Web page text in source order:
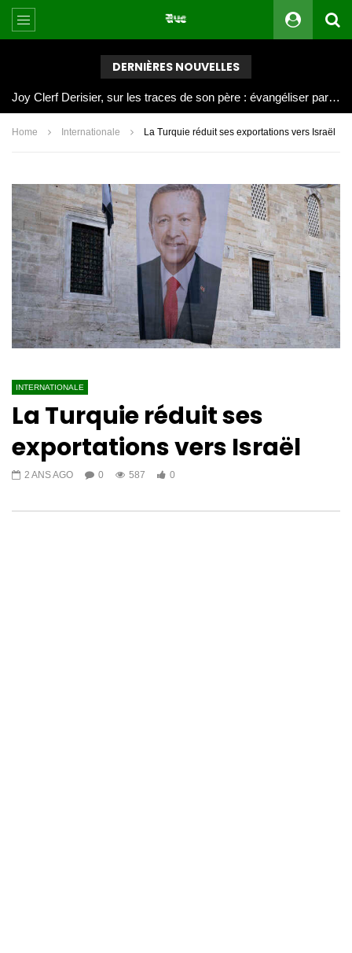
DERNIÈRES NOUVELLES
Joy Clerf Derisier, sur les traces de son père : évangéliser par la musique
Home Internationale La Turquie réduit ses exportations vers Israël
INTERNATIONALE
La Turquie réduit ses
exportations vers Israël
2 ANS AGO 0 587 0